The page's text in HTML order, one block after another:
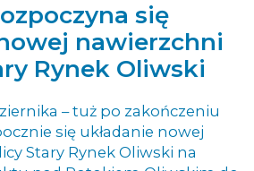
się
nawierzchni
Rynek Oliwski
– tuż po zakończeniu
się układanie nowej
Stary Rynek Oliwski na